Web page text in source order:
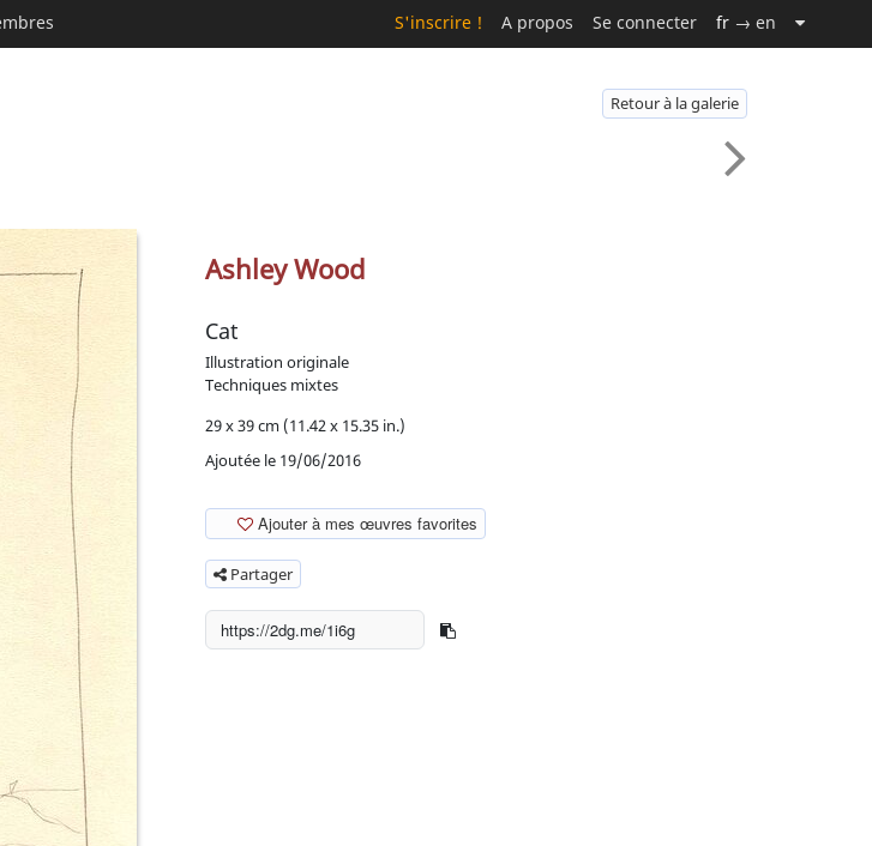
S'inscrire ! A propos Se connecter fr → en
Retour à la galerie
Ashley Wood
Cat
Illustration originale
Techniques mixtes
29 x 39 cm (11.42 x 15.35 in.)
Ajoutée le 19/06/2016
Ajouter à mes œuvres favorites
Partager